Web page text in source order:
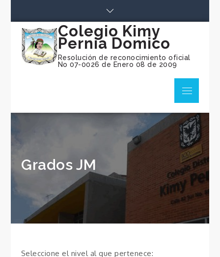
content
Colegio Kimy
Pernia Domico
Resolución de reconocimiento oficial
No 07-0026 de Enero 08 de 2009
Menu
Grados JM
Seleccione el nivel al que pertenece: